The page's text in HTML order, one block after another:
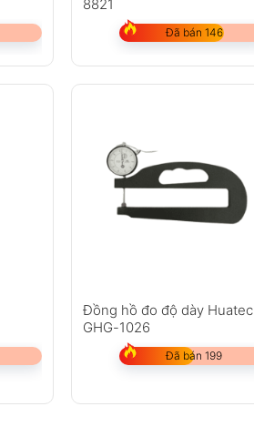
8821
Đã bán 146
Đồng hồ đo độ dày Huatec
GHG-1026
Đã bán 199